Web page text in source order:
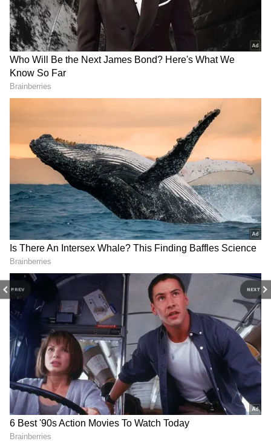
PREV NEXT
Pushpa 2 Hero Allu Arjun Arrested
இதனால் அப்பகுதியில் கூட்ட நெரிசல்
ஏற்பட்டது. லட்சக்கணக்கானோர் கூடியதால்
போலீசாலும் கூட்டத்தை கட்டுப்படுத்த
முடியாமல் போனது. 9.30 மணிக்கு புஷ்பா
படத்தின் ப்ரீமியர் ஷோவுக்காக டிக்கெட்
வாங்கிய ரசிகர்கள் தியேட்டரின் கதவுகளை
உடைத்துக் கொண்டு உள்ளே கும்பலாக
சென்றதால் அங்கு கூட்ட நெரிசல் ஏற்பட்டது.
இதில் ரேவதி என்கிற அல்லு அர்ஜுனின்
ரசிகையும் புஷ்பா 2 படம் பார்க்க தன் மகன்
உடன் வந்திருந்தார்.
இதையும் படியுங்கள்...
சம்பளம்; அல்லு அர்ஜுன் இல்ல; அதிக
சம்பளம் வாங்கும் நடிகர் இவர்தானாம்!!